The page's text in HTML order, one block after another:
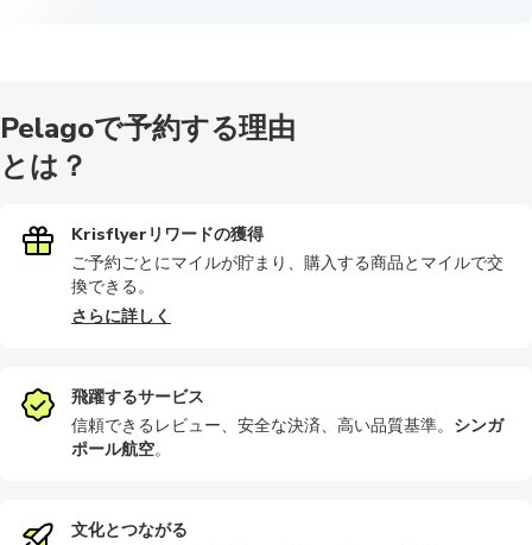
Pelagoで予約する理由
とは？
Krisflyerリワードの獲得
ご予約ごとにマイルが貯まり、購入する商品とマイルで交
換できる。
さらに詳しく
飛躍するサービス
信頼できるレビュー、安全な決済、高い品質基準。 シンガ
ポール航空。
文化とつながる